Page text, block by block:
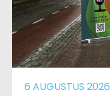
6 AUGUSTUS 2026